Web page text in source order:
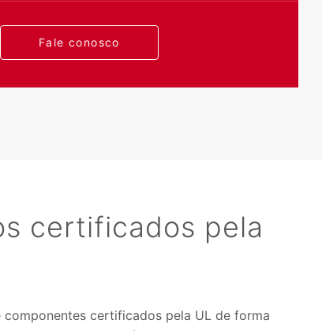
Fale conosco
certificados pela
certificados pela UL de forma